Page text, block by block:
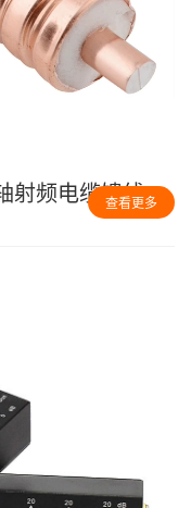
射频电缆馈线
查看更多